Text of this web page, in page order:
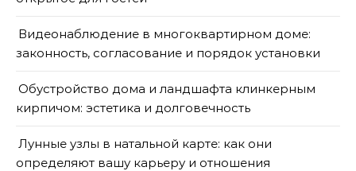
Видеонаблюдение в многоквартирном доме:
законность, согласование и порядок установки
Обустройство дома и ландшафта клинкерным
кирпичом: эстетика и долговечность
Лунные узлы в натальной карте: как они
определяют вашу карьеру и отношения